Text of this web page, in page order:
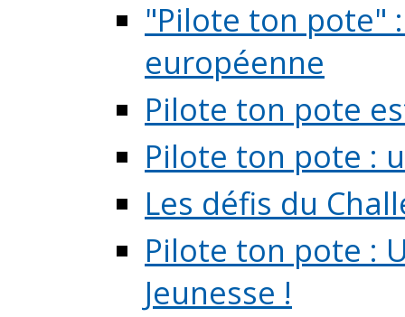
"Pilote ton pote"
européenne
Pilote ton pote
Pilote ton pote :
Les défis du
Pilote ton pote :
Jeunesse !